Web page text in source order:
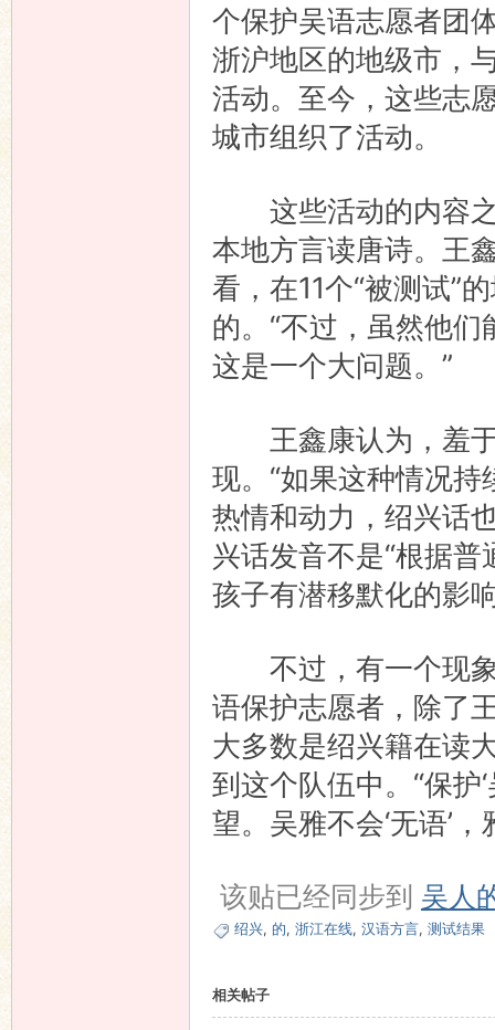
个保护吴语志愿者团
浙沪地区的地级市，
活动。至今，这些志
城市组织了活动。
这些活动的内容之
本地方言读唐诗。王
看，在11个“被测试”
的。“不过，虽然他
这是一个大问题。”
王鑫康认为，羞于
现。“如果这种情况
热情和动力，绍兴话
兴话发音不是“根据普
孩子有潜移默化的影
不过，有一个现象
语保护志愿者，除了
大多数是绍兴籍在读
到这个队伍中。“保护
望。吴雅不会‘无语’，
该贴已经同步到 吴人
绍兴, 的, 浙江在线, 汉语方言, 测试结果
相关帖子